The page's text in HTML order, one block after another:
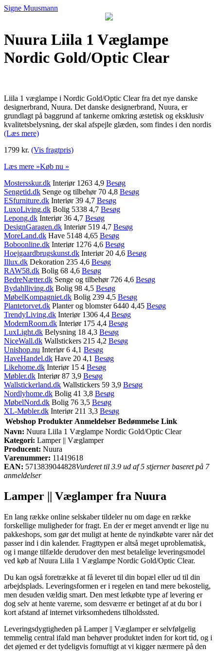
Signe Muusmann
Nuura Liila 1 Væglampe
Nordic Gold/Optic Clear
Liila 1 væglampe i Nordic Gold/Optic Clear fra det nye danske
designerbrand, Nuura. Det danske designerbrand, Nuura, er
grundlagt på baggrund af tankerne omkring æstetisk og eksklusiv
kvalitetsbelysning, der skal afspejle glæden, som findes i den nordis
(Læs mere)
1799 kr. (Vis fragtpris)
Læs mere »Køb nu »
Mostersskur.dk Interiør 1263 4,9 Besøg
Sengetid.dk Senge og tilbehør 70 4,8 Besøg
ESfurniture.dk Interiør 39 4,7 Besøg
LuxoLiving.dk Bolig 5338 4,7 Besøg
Lepong.dk Interiør 36 4,7 Besøg
DesignGaragen.dk Interiør 519 4,7 Besøg
MoreLand.dk Have 5148 4,65 Besøg
Boboonline.dk Interiør 1276 4,6 Besøg
Hoejgaardbrugskunst.dk Interiør 20 4,6 Besøg
Illux.dk Dekoration 235 4,6 Besøg
RAW58.dk Bolig 68 4,6 Besøg
BedreNætter.dk Senge og tilbehør 726 4,6 Besøg
Bydahlliving.dk Bolig 98 4,5 Besøg
MøbelKompagniet.dk Bolig 239 4,5 Besøg
Plantetorvet.dk Planter og blomster 6440 4,45 Besøg
TrendyLiving.dk Interiør 1306 4,4 Besøg
ModernRoom.dk Interiør 175 4,4 Besøg
LuxLight.dk Belysning 18 4,3 Besøg
NiceWall.dk Wallstickers 215 4,2 Besøg
Unishop.nu Interiør 6 4,1 Besøg
HaveHandel.dk Have 20 4,1 Besøg
Likehome.dk Interiør 15 4 Besøg
Møbler.dk Interiør 87 3,9 Besøg
Wallstickerland.dk Wallstickers 59 3,9 Besøg
Nordlyhome.dk Bolig 41 3,8 Besøg
MøbelNord.dk Bolig 76 3,5 Besøg
XL-Møbler.dk Interiør 211 3,3 Besøg
Webshop Produkter Anmeldelser Bedømmelse Link
Navn: Nuura Liila 1 Væglampe Nordic Gold/Optic Clear
Kategori: Lamper || Væglamper
Producent: Nuura
Varenummer: 11419618
EAN: 5713839044828Vurderet til 3.9 ud af 5 stjerner baseret på 7
anmeldelser
Lamper || Væglamper fra Nuura
En lang række online selskaber tildeler nu om dage en række
forskellige muligheder for fragt. En der er meget anvendt er lige nu
pakkeshops, som gør det muligt at hente de nyindkøbte varer når det
passer ind i din kalender. Fragttypen er altså meget uproblematisk,
og i mange tilfælde derudover den mest betalelige leveringsmodel
ved køb af Nuura Liila 1 Væglampe Nordic Gold/Optic Clear.
Du kan også foretrække at få leveret til din bopæl eller ud til din
arbejdsplads. Leveringsformen er i regelen en tand mere bekostelig,
men desuden vældig smart. Den mest letkøbte type af levering er
dog selv at hente varerne, som desværre er betinget af at du bor i
kort afstand af internet virksomhedens tilholdssted.
Leveringsdygtigheden på Lamper || Væglamper er selvfølgelig
temmelig central ifald man behøver produktet inden for kort tid, og i
det øjemed er det tydeligvis fornuftigt at vi kigger nærmere på den